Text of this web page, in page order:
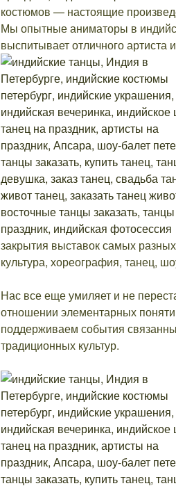
костюмов — настоящие
Мы опытные аниматоры в
выспитывает отличного артиста
закрытия выставок самых
культура, хореография, танец,
Нас все еще умиляет и не
отношении элементарных
поддерживаем события
традиционных культур.